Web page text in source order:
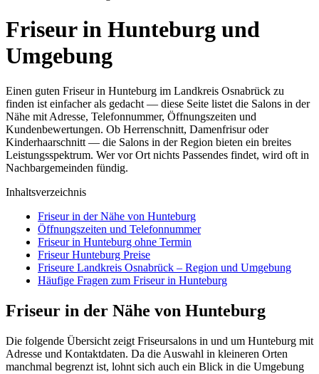
Friseur in Hunteburg und
Umgebung
Einen guten Friseur in Hunteburg im Landkreis Osnabrück zu
finden ist einfacher als gedacht — diese Seite listet die Salons in der
Nähe mit Adresse, Telefonnummer, Öffnungszeiten und
Kundenbewertungen. Ob Herrenschnitt, Damenfrisur oder
Kinderhaarschnitt — die Salons in der Region bieten ein breites
Leistungsspektrum. Wer vor Ort nichts Passendes findet, wird oft in
Nachbargemeinden fündig.
Inhaltsverzeichnis
Friseur in der Nähe von Hunteburg
Öffnungszeiten und Telefonnummer
Friseur in Hunteburg ohne Termin
Friseur Hunteburg Preise
Friseure Landkreis Osnabrück – Region und Umgebung
Häufige Fragen zum Friseur in Hunteburg
Friseur in der Nähe von Hunteburg
Die folgende Übersicht zeigt Friseursalons in und um Hunteburg mit
Adresse und Kontaktdaten. Da die Auswahl in kleineren Orten
manchmal begrenzt ist, lohnt sich auch ein Blick in die Umgebung